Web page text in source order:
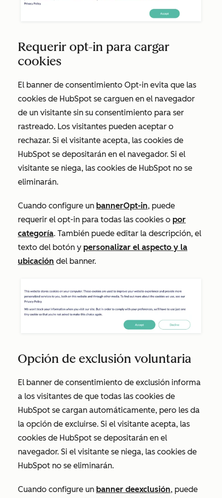
Requerir opt-in para cargar
cookies
El banner de consentimiento Opt-in evita que las
cookies de HubSpot se carguen en el navegador
de un visitante sin su consentimiento para ser
rastreado. Los visitantes pueden aceptar o
rechazar. Si el visitante acepta, las cookies de
HubSpot se depositarán en el navegador. Si el
visitante se niega, las cookies de HubSpot no se
eliminarán.
Cuando configure un bannerOpt-in, puede
requerir el opt-in para todas las cookies o por
categoría. También puede editar la descripción, el
texto del botón y personalizar el aspecto y la
ubicación del banner.
Opción de exclusión voluntaria
El banner de consentimiento de exclusión informa
a los visitantes de que todas las cookies de
HubSpot se cargan automáticamente, pero les da
la opción de excluirse. Si el visitante acepta, las
cookies de HubSpot se depositarán en el
navegador. Si el visitante se niega, las cookies de
HubSpot no se eliminarán.
Cuando configure un banner deexclusión, puede